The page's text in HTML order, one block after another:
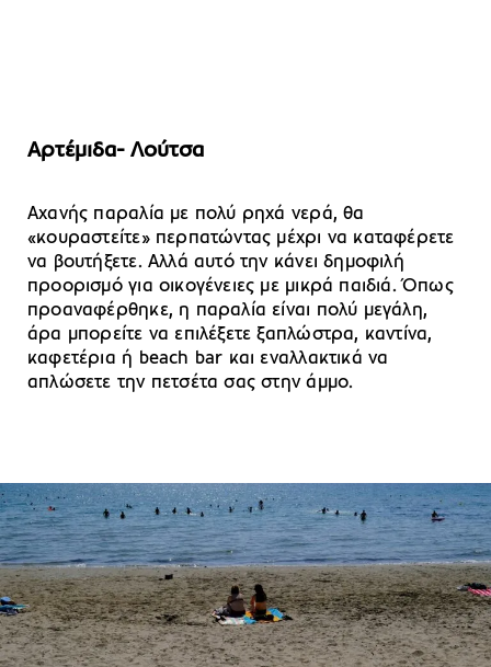
Αρτέμιδα- Λούτσα
Αχανής παραλία με πολύ ρηχά νερά, θα
«κουραστείτε» περπατώντας μέχρι να καταφέρετε
να βουτήξετε. Αλλά αυτό την κάνει δημοφιλή
προορισμό για οικογένειες με μικρά παιδιά. Όπως
προαναφέρθηκε, η παραλία είναι πολύ μεγάλη,
άρα μπορείτε να επιλέξετε ξαπλώστρα, καντίνα,
καφετέρια ή beach bar και εναλλακτικά να
απλώσετε την πετσέτα σας στην άμμο.